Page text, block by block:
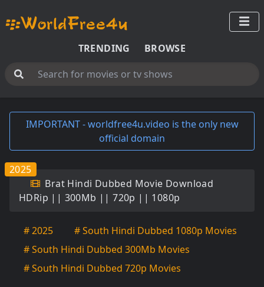
TRENDING BROWSE
IMPORTANT - worldfree4u.video is the only new
official domain
Brat Hindi Dubbed Movie Download
HDRip || 300Mb || 720p || 1080p
2025
# 2025
# South Hindi Dubbed 1080p Movies
# South Hindi Dubbed 300Mb Movies
# South Hindi Dubbed 720p Movies